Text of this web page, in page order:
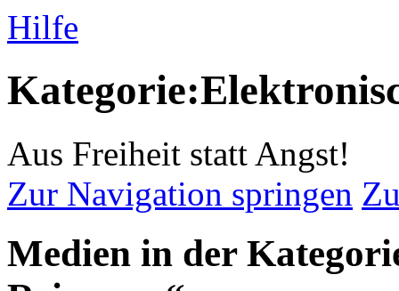
Hilfe
Aus Freiheit statt Angst!
Zur Navigation springen
Medien in der